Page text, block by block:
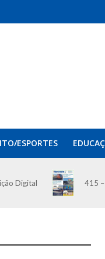
ESPORTES
Digital 415